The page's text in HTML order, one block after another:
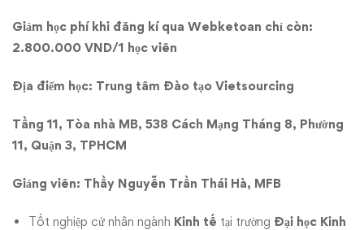
Giảm học phí khi đăng kí qua Webketoan chỉ còn:
2.800.000 VND/1 học viên
Địa điểm học: Trung tâm Đào tạo Vietsourcing
Tầng 11, Tòa nhà MB, 538 Cách Mạng Tháng 8, Phường
11, Quận 3, TPHCM
Giảng viên: Thầy Nguyễn Trần Thái Hà, MFB
Tốt nghiệp cử nhân ngành Kinh tế tại trường Đại học Kinh